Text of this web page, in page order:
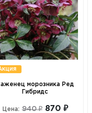
морозника Ред
Гибридс
Цена: 940 ₽ 870 ₽